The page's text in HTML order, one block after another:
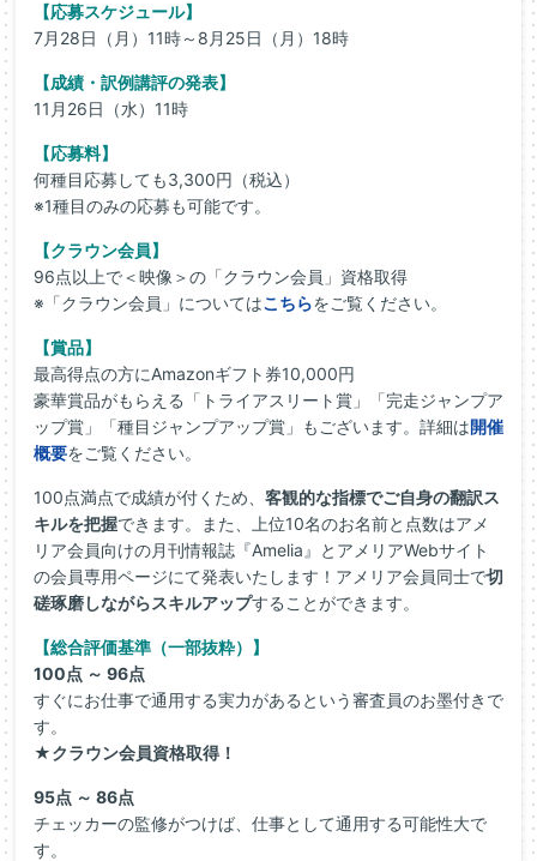
【応募スケジュール】
7月28日（月）11時～8月25日（月）18時
【成績・訳例講評の発表】
11月26日（水）11時
【応募料】
何種目応募しても3,300円（税込）
※1種目のみの応募も可能です。
【クラウン会員】
96点以上で＜映像＞の「クラウン会員」資格取得
※「クラウン会員」についてはこちらをご覧ください。
【賞品】
最高得点の方にAmazonギフト券10,000円
豪華賞品がもらえる「トライアスリート賞」「完走ジャンプア
ップ賞」「種目ジャンプアップ賞」もございます。詳細は開催
概要をご覧ください。
100点満点で成績が付くため、 客観的な指標でご自身の翻訳ス
キルを把握できます。また、上位10名のお名前と点数はアメ
リア会員向けの月刊情報誌『Amelia』とアメリアWebサイト
の会員専用ページにて発表いたします！アメリア会員同士で切
磋琢磨しながらスキルアップすることができます。
【総合評価基準（一部抜粋）】
100点 ～ 96点
すぐにお仕事で通用する実力があるという審査員のお墨付きで
す。
★クラウン会員資格取得！
95点 ～ 86点
チェッカーの監修がつけば、仕事として通用する可能性大で
す。